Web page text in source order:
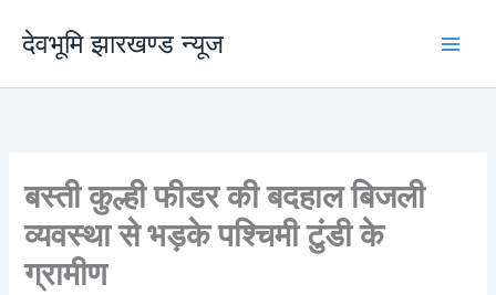
content
देवभूमि झारखण्ड न्यूज
बस्ती कुल्ही फीडर की बदहाल बिजली
व्यवस्था से भड़के पश्चिमी टुंडी के
ग्रामीण